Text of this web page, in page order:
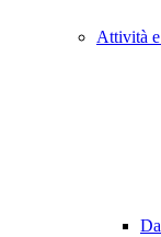
Attività